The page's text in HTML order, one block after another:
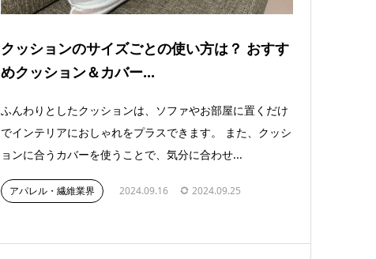
クッションのサイズごとの使い方は？ おすす
めクッション＆カバー...
ふんわりとしたクッションは、ソファやお部屋に置くだけ
でインテリアにおしゃれをプラスできます。 また、クッシ
ョンに合うカバーを使うことで、気分に合わせ...
アパレル・繊維業界 2024.09.16 2024.09.25